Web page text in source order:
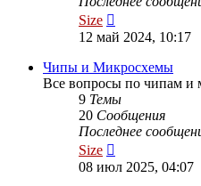
Size
к
сообщению
12 май 2024, 10:17
Чипы и Микросхемы
Все вопросы по чипам и
9 Темы
20 Сообщения
Последнее
Size
к
08 июл 2025, 04:07